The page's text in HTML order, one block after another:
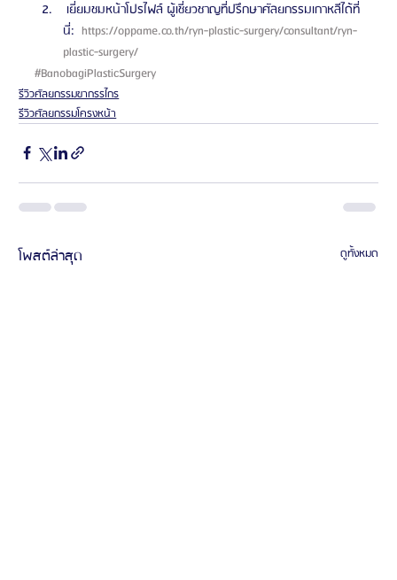
นี่: https://oppame.co.th/ryn-plastic-surgery/consultant/ryn-
plastic-surgery/
#BanobagiPlasticSurgery
รีวิวศัลยกรรมขากรรไกร
รีวิวศัลยกรรมโครงหน้า
โพสต์ล่าสุด ดูทั้งหมด